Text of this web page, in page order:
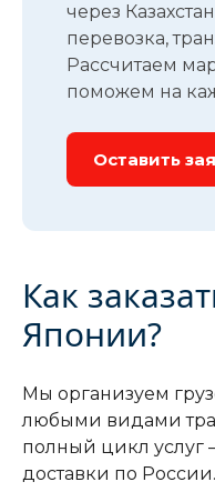
через
перевозка,
Рассчитаем
поможем на
Оставить
Как
Японии?
Мы организуем
любыми видами
полный цикл услуг
доставки по России.